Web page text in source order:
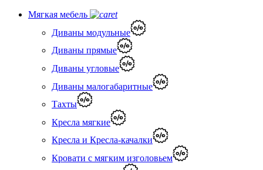
Мягкая мебель
Диваны модульные
Диваны прямые
Диваны угловые
Диваны малогабаритные
Тахты
Кресла мягкие
Кресла и Кресла-качалки
Кровати с мягким изголовьем